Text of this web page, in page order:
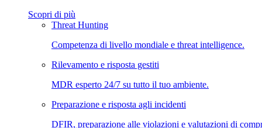
Scopri di più
Threat Hunting
Competenza di livello mondiale e threat intelligence.
Rilevamento e risposta gestiti
MDR esperto 24/7 su tutto il tuo ambiente.
Preparazione e risposta agli incidenti
DFIR, preparazione alle violazioni e valutazioni di